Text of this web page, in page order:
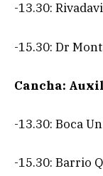
-13.30:
-15.30: Dr
Cancha:
-13.30: Boca
-15.30: Barrio